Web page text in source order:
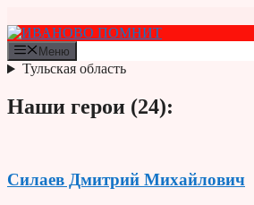
к
содержимому
Меню
Тульская область
Наши герои (24):
Силаев Дмитрий Михайлович